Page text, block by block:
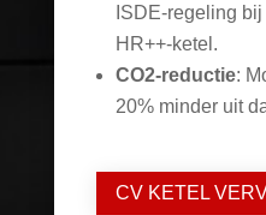
ISDE-regeling
HR++-ketel.
CO2-reductie:
20% minder uit
CV KETEL